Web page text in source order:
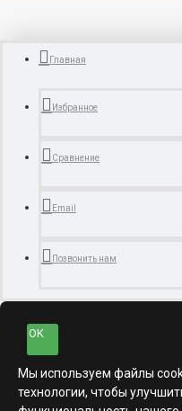
Главная
Избранное
Сравнение
Email
Позвонить нам
OK
Мы используем файлы
технологии, чтобы